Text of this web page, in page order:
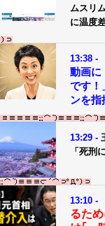
ムスリ
に温度
13:38 -
動画に
です！
ンを指
13:29 -
「死刑
13:10 -
るた